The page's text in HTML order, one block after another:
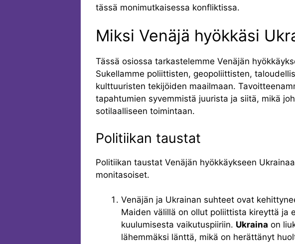
tässä monimutkaisessa konfliktissa.
Miksi Venäjä hyökkäsi
Tässä osiossa tarkastelemme Venäjän
Sukellamme poliittisten, geopoliittisten,
kulttuuristen tekijöiden maailmaan.
tapahtumien syvemmistä juurista ja siitä, mikä
sotilaalliseen toimintaan.
Politiikan taustat
Politiikan taustat Venäjän hyökkäykseen
monitasoiset.
Venäjän ja Ukrainan suhteet ovat
Maiden välillä on ollut poliittista kireyttä ja
kuulumisesta vaikutuspiiriin. Ukraina on
lähemmäksi länttä, mikä on herättänyt